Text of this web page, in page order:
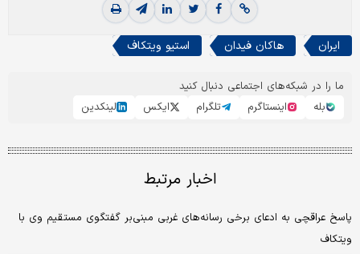
ایران هاکان فیدان استیو ویتکاف
ما را در شبکه‌های اجتماعی دنبال کنید
بله
اینستاگرم تلگرام ایکس لینکدین
اخبار مرتبط
پاسخ عراقچی به ادعای برخی رسانه‌های غربی مبنی‌بر گفتگوی مستقیم وی با
ویتکاف